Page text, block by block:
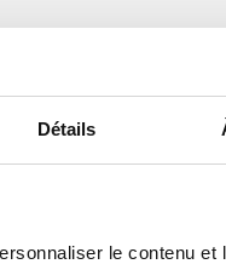
Détails
le contenu et